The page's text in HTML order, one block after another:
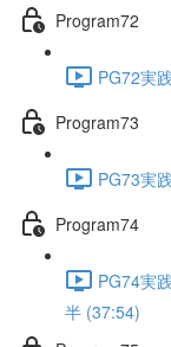
Program72
PG72実
Program73
PG73実
Program74
PG74実
半 (37:54)